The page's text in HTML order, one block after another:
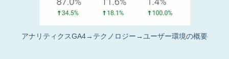
アナリティクスGA4→テクノロジー→ユーザー環境の概要